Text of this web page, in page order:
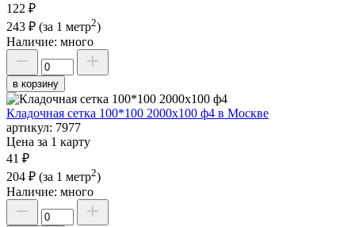
122 ₽
243 ₽ (за 1 метр2)
Наличие: много
в корзину
Кладочная сетка 100*100 2000х100 ф4 в Москве
артикул: 7977
Цена за 1 карту
41 ₽
204 ₽ (за 1 метр2)
Наличие: много